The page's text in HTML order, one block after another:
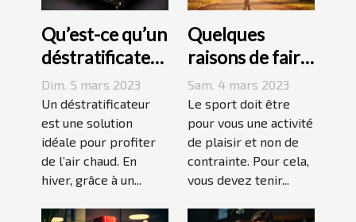
Qu’est-ce qu’un
déstratificateur
?
Dim. 5 mars 2023
Un déstratificateur
est une solution
idéale pour profiter
de l’air chaud. En
hiver, grâce à un...
Quelques
raisons de faire
du sport
Sam. 4 mars 2023
Le sport doit être
pour vous une activité
de plaisir et non de
contrainte. Pour cela,
vous devez tenir...